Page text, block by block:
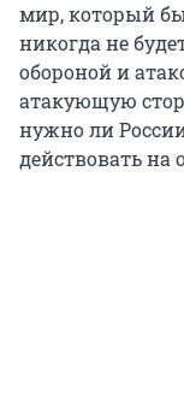
мир, который
никогда не
обороной и
атакующую
нужно ли
действовать на